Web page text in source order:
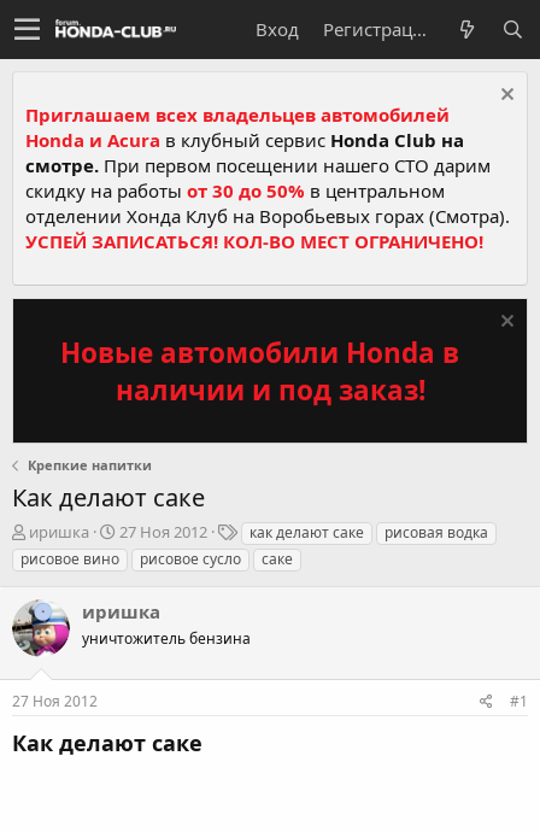
Вход Регистрация
Приглашаем всех владельцев автомобилей
Honda и Acura в клубный сервис Honda Club на
смотре. При первом посещении нашего СТО дарим
скидку на работы от 30 до 50% в центральном
отделении Хонда Клуб на Воробьевых горах (Смотра).
УСПЕЙ ЗАПИСАТЬСЯ! КОЛ-ВО МЕСТ ОГРАНИЧЕНО!
Новые автомобили Honda в
наличии и под заказ!
Крепкие напитки
Как делают саке
А
в
т
о
р
т
е
м
ы
иришка
Д
а
т
н
а
а
27 Ноя 2012
Т
е
г
как делают саке
рисовая водка
рисовое вино
рисовое сусло саке
иришка
уничтожитель бензина
27 Ноя 2012 #1
Как делают саке